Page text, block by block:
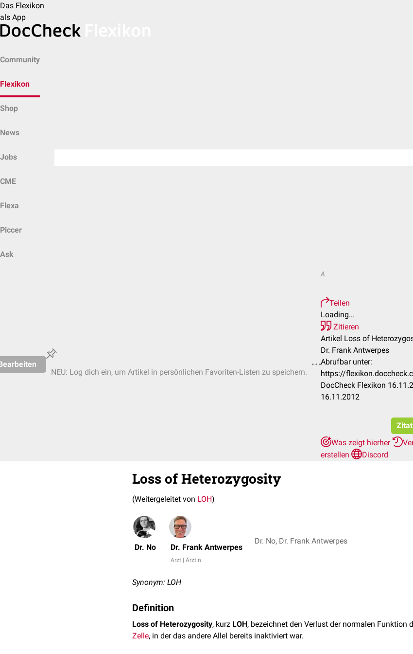
Das Flexikon
als App
Community
Flexikon
Shop
News
Jobs
CME
Flexa
Piccer
Ask
NEU: Log dich ein, um Artikel in persönlichen Favoriten-Listen zu speichern.
A
Teilen
Loading...
Zitieren
Artikel Loss of
Dr. Frank Antwerpes
Abrufbar unter:
https://
DocCheck Flexikon
16.11.2012
Was zeigt hierher
erstellen
Discord
Loss of Heterozygosity
(Weitergeleitet von LOH)
Dr. No Dr. Frank Antwerpes
Arzt | Ärztin
Dr. No, Dr. Frank Antwerpes
Synonym: LOH
Definition
Loss of Heterozygosity, kurz LOH, bezeichnet den Verlust der normalen Funktion
Zelle, in der das andere Allel bereits inaktiviert war.